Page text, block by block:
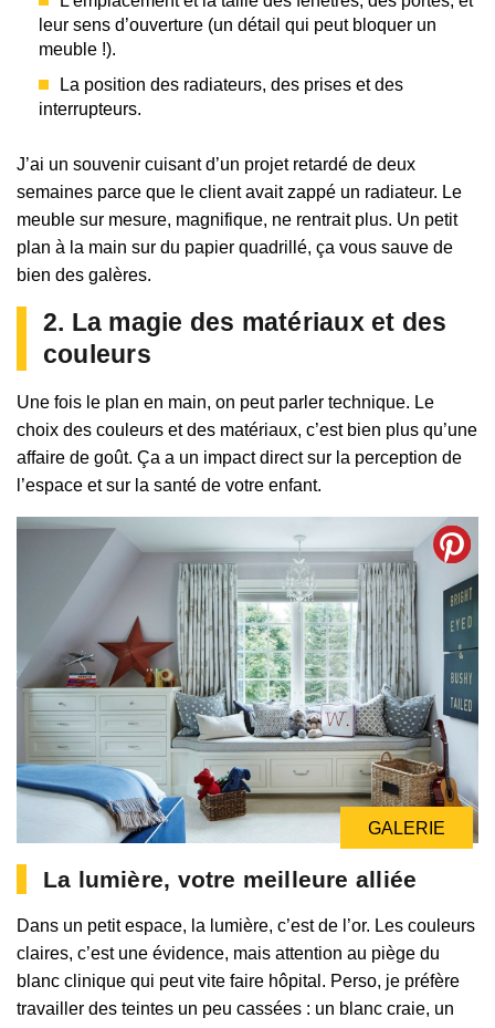
leur sens d’ouverture (un détail qui peut bloquer un
meuble !).
La position des radiateurs, des prises et des
interrupteurs.
J’ai un souvenir cuisant d’un projet retardé de deux
semaines parce que le client avait zappé un radiateur. Le
meuble sur mesure, magnifique, ne rentrait plus. Un petit
plan à la main sur du papier quadrillé, ça vous sauve de
bien des galères.
2. La magie des matériaux et des
couleurs
Une fois le plan en main, on peut parler technique. Le
choix des couleurs et des matériaux, c’est bien plus qu’une
affaire de goût. Ça a un impact direct sur la perception de
l’espace et sur la santé de votre enfant.
GALERIE
GALERIE
La lumière, votre meilleure alliée
Dans un petit espace, la lumière, c’est de l’or. Les couleurs
claires, c’est une évidence, mais attention au piège du
blanc clinique qui peut vite faire hôpital. Perso, je préfère
travailler des teintes un peu cassées : un blanc craie, un